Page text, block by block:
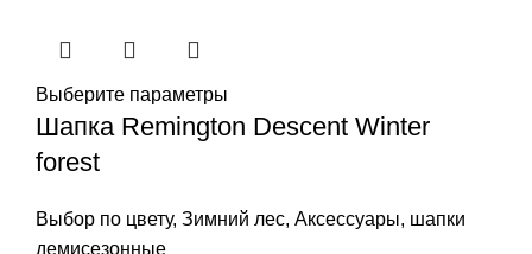
Выберите параметры
Шапка Remington Descent Winter
forest
Выбор по цвету, Зимний лес, Аксессуары, шапки
демисезонные